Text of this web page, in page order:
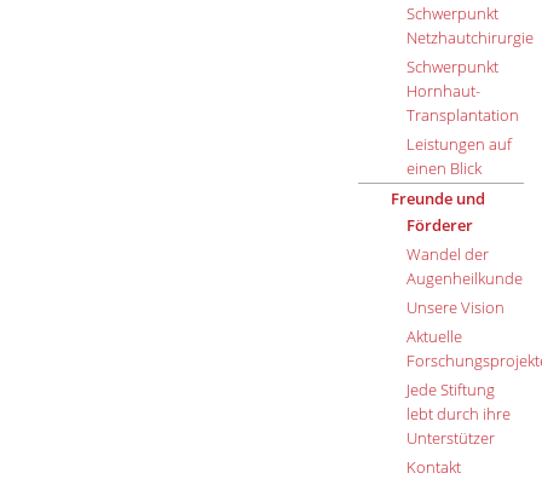
Schwerpunkt
Netzhautchirurgie
Schwerpunkt
Hornhaut-
Transplantation
Leistungen auf
einen Blick
Freunde und
Förderer
Wandel der
Augenheilkunde
Unsere Vision
Aktuelle
Jede Stiftung
lebt durch ihre
Unterstützer
Kontakt